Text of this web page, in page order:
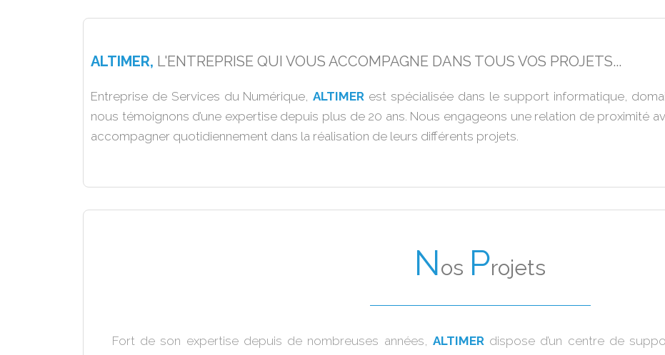
ALTIMER, L'ENTREPRISE QUI VOUS ACCOMPAGNE DANS TOUS VOS PROJETS...
Entreprise de Services du Numérique,ALTIMER est spécialisée dans le support informatique,
nous témoignons d’une expertise depuis plus de 20 ans. Nous engageons une relation de proximité
accompagner quotidiennement dans la réalisation de leurs différents projets.
Nos Projets
Fort de son expertise depuis de nombreuses années, ALTIMER dispose d’un centre de